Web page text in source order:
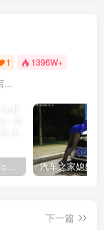
1 1396W+
...
网上分享的 41个vip解析接口 有需要的拿去~ 免费看全网VIP会员视频
下一篇